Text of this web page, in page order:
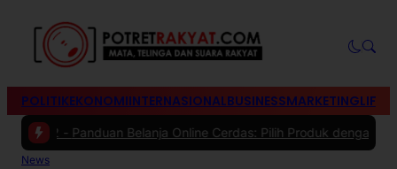
POLITIKEKONOMIINTERNASIONALBUSINESSMARKETING
Panduan Belanja Online Cerdas: Pilih Produk dengan Bijak dan
News